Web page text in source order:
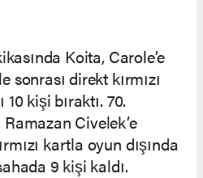
Koita, Carole’e
sonrası direkt kırmızı
kişi bıraktı. 70.
Civelek’e
kartla oyun dışında
9 kişi kaldı.